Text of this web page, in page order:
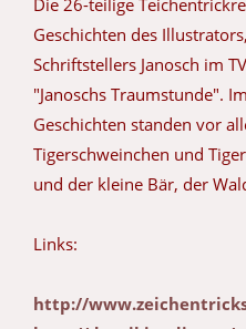
Die 26-teilige
Geschichten des
Schriftstellers Janosch im
"Janoschs Traumstunde".
Geschichten standen vor
Tigerschweinchen und
und der kleine Bär, der
Links:
http://